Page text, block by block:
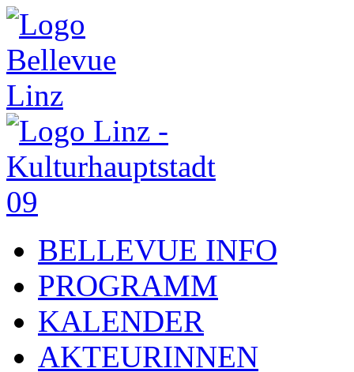
BELLEVUE INFO
PROGRAMM
KALENDER
AKTEURINNEN